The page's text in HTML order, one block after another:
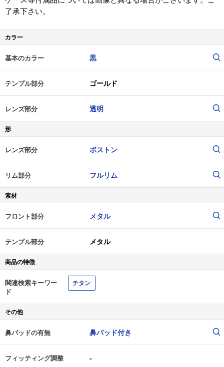
了承下さい。
カラー
基本のカラー 黒
テンプル部分 ゴールド
レンズ部分 透明
形
レンズ部分 ボストン
リム部分 フルリム
素材
フロント部分 メタル
テンプル部分 メタル
商品の特徴
関連検索キーワー
ド
チタン
その他
鼻パッドの有無 鼻パッド付き
フィッティング調整 -